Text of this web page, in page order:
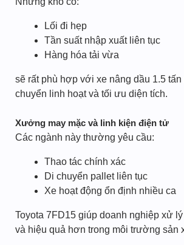
Lối đi hẹp
Tần suất nhập xuất liên tục
Hàng hóa tải vừa
sẽ rất phù hợp với xe nâng dầu 1.5
chuyển linh hoạt và tối ưu diện tích.
Xưởng may mặc và linh kiện điện tử
Các ngành này thường yêu cầu:
Thao tác chính xác
Di chuyển pallet liên tục
Xe hoạt động ổn định nhiều ca
Toyota 7FD15 giúp doanh nghiệp xử
và hiệu quả hơn trong môi trường sản